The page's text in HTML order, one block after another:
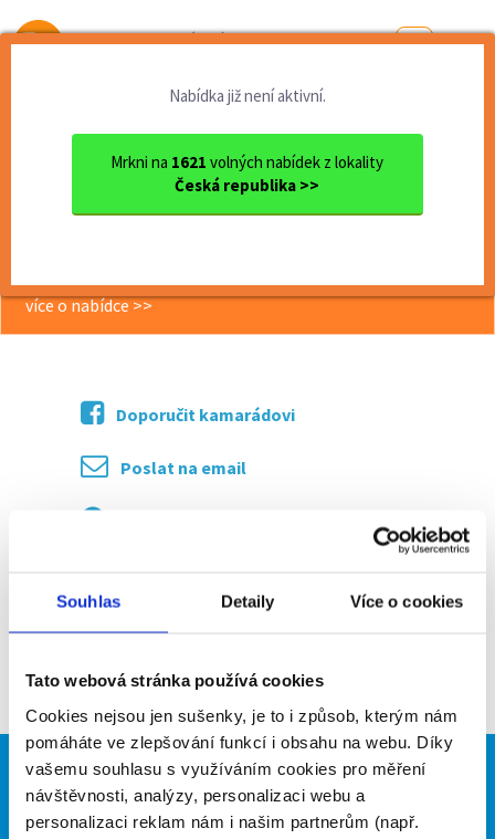
Souhlas Detaily Více o cookies
Tato webová stránka používá cookies
Cookies nejsou jen sušenky, je to i způsob, kterým nám
pomáháte ve zlepšování funkcí i obsahu na webu. Díky
vašemu souhlasu s využíváním cookies pro měření
návštěvnosti, analýzy, personalizaci webu a
personalizaci reklam nám i našim partnerům (např.
Od první brigády
Nabídka již není aktivní.
Mrkni na 1621 volných nabídek z lokality
Česká republika >>
Skladník/ce s VZV - Střítež...
<< Zpět
více o nabídce >>
Doporučit kamarádovi
Poslat na email
Brigádníci
Články
Firmy
Vložit inzerát